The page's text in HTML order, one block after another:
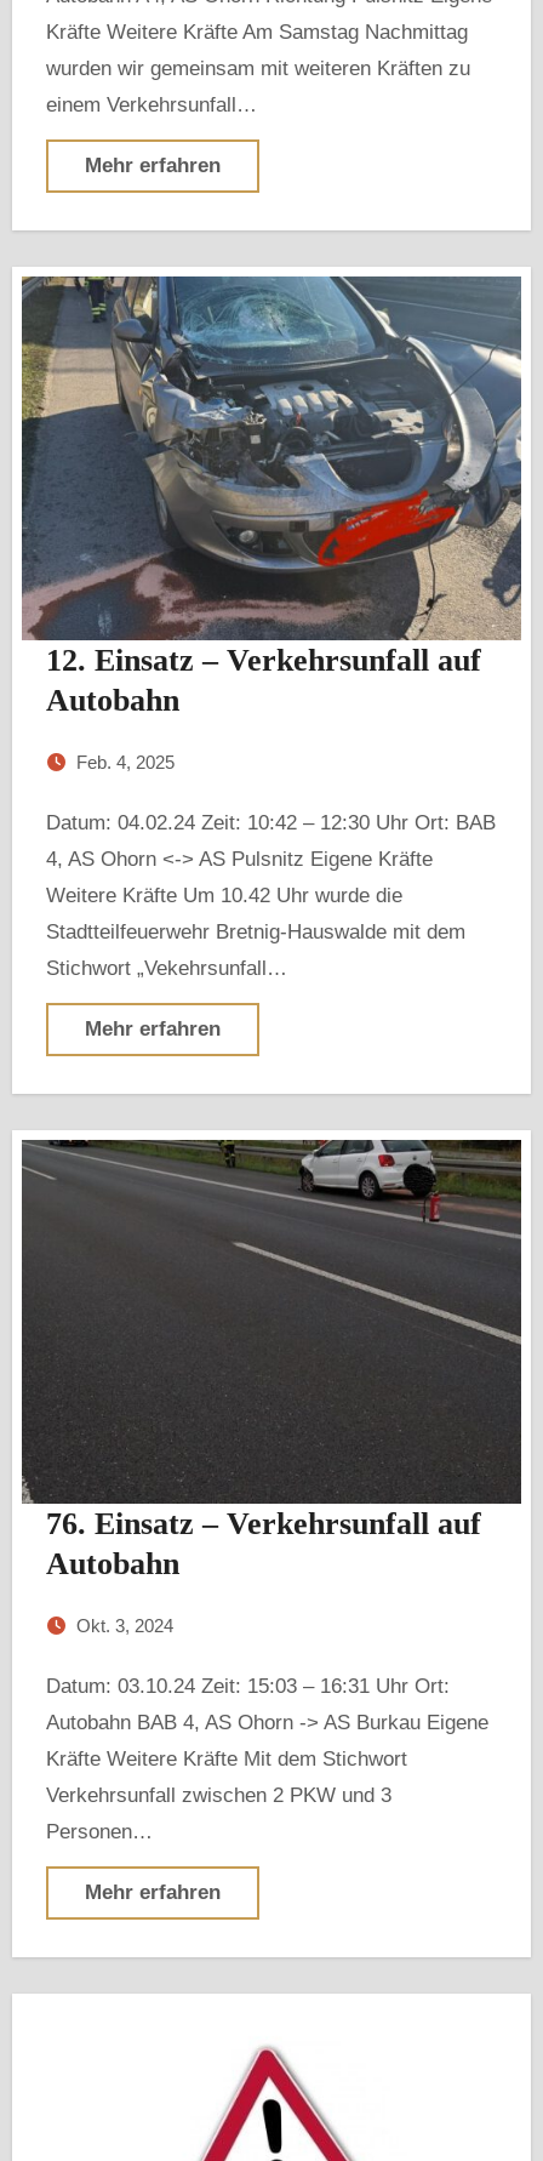
Kräfte Weitere Kräfte Am Samstag Nachmittag
wurden wir gemeinsam mit weiteren Kräften zu
einem Verkehrsunfall…
Mehr erfahren
12. Einsatz – Verkehrsunfall auf
Autobahn
Feb. 4, 2025
Datum: 04.02.24 Zeit: 10:42 – 12:30 Uhr Ort: BAB
4, AS Ohorn <-> AS Pulsnitz Eigene Kräfte
Weitere Kräfte Um 10.42 Uhr wurde die
Stadtteilfeuerwehr Bretnig-Hauswalde mit dem
Stichwort „Vekehrsunfall…
Mehr erfahren
76. Einsatz – Verkehrsunfall auf
Autobahn
Okt. 3, 2024
Datum: 03.10.24 Zeit: 15:03 – 16:31 Uhr Ort:
Autobahn BAB 4, AS Ohorn -> AS Burkau Eigene
Kräfte Weitere Kräfte Mit dem Stichwort
Verkehrsunfall zwischen 2 PKW und 3
Personen…
Mehr erfahren